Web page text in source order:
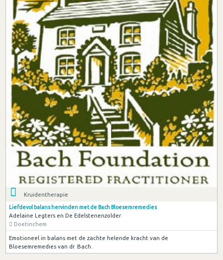
Kruidentherapie
Liefdevol balans hervinden met de Bach Bloesemremedies
Adelaine Legters en De Edelstenenzolder
Doetinchem
Emotioneel in balans met de zachte helende kracht van de
Bloesemremedies van dr. Bach.